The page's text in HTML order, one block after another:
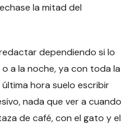
la mitad del
dependiendo si lo
a la noche, ya con toda la
hora suelo escribir
nada que ver a cuando
de café, con el gato y el